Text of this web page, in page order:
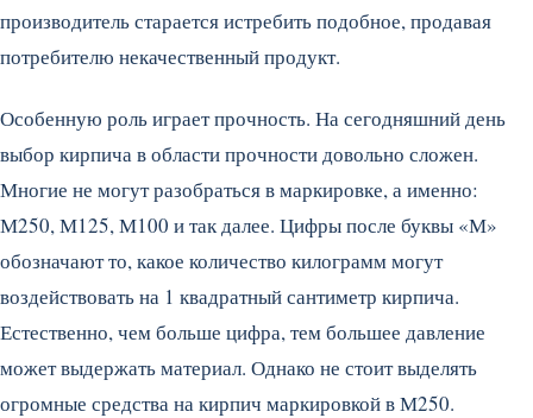
производитель старается истребить подобное, продавая
потребителю некачественный продукт.
Особенную роль играет прочность. На сегодняшний день
выбор кирпича в области прочности довольно сложен.
Многие не могут разобраться в маркировке, а именно:
М250, М125, М100 и так далее. Цифры после буквы «М»
обозначают то, какое количество килограмм могут
воздействовать на 1 квадратный сантиметр кирпича.
Естественно, чем больше цифра, тем большее давление
может выдержать материал. Однако не стоит выделять
огромные средства на кирпич маркировкой в М250.